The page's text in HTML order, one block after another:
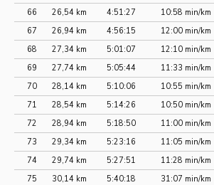
66
26,54 km 4:51:27 10:58 min/km
67
26,94 km 4:56:15 12:00 min/km
68
27,34 km 5:01:07 12:10 min/km
69
27,74 km 5:05:44 11:33 min/km
70
28,14 km 5:10:06 10:55 min/km
71
28,54 km 5:14:26 10:50 min/km
72
28,94 km 5:18:50 11:00 min/km
73
29,34 km 5:23:16 11:05 min/km
74
29,74 km 5:27:51 11:28 min/km
75
30,14 km 5:40:18 31:07 min/km